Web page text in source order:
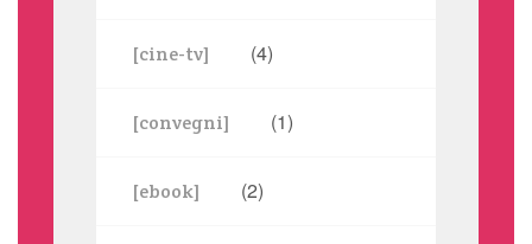
[cine-tv] (4)
[convegni] (1)
[ebook] (2)